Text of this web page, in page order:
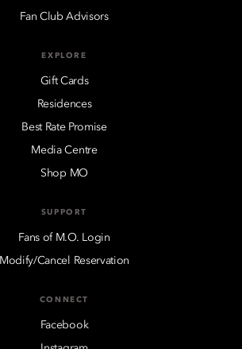
Fan Club Advisors
EXPLORE
Gift Cards
Residences
Best Rate Promise
Media Centre
Shop MO
SUPPORT
Fans of M.O. Login
Modify/Cancel Reservation
CONNECT
Facebook